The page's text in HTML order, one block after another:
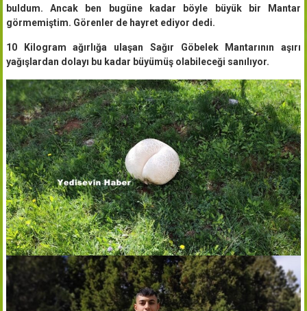
buldum. Ancak ben bugüne kadar böyle büyük bir Mantar
görmemiştim. Görenler de hayret ediyor dedi.
10 Kilogram ağırlığa ulaşan Sağır Göbelek Mantarının aşırı
yağışlardan dolayı bu kadar büyümüş olabileceği sanılıyor.